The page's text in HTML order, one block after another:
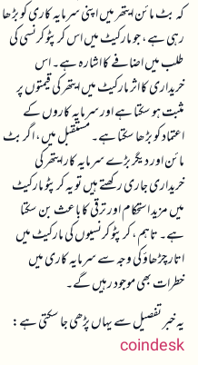
کہ بٹ مائن ایتھر میں اپنی سرمایہ کاری کو بڑھا
رہی ہے، جو مارکیٹ میں اس کرپٹو کرنسی کی
طلب میں اضافے کا اشارہ ہے۔ اس
خریداری کا اثر مارکیٹ میں ایتھر کی قیمتوں پر
مثبت ہو سکتا ہے اور سرمایہ کاروں کے
اعتماد کو بڑھا سکتا ہے۔ مستقبل میں، اگر بٹ
مائن اور دیگر بڑے سرمایہ کار ایتھر کی
خریداری جاری رکھتے ہیں تو یہ کرپٹو مارکیٹ
میں مزید استحکام اور ترقی کا باعث بن سکتا
ہے۔ تاہم، کرپٹو کرنسیوں کی مارکیٹ میں
اتار چڑھاؤ کی وجہ سے سرمایہ کاری میں
خطرات بھی موجود رہیں گے۔
یہ خبر تفصیل سے یہاں پڑھی جا سکتی ہے:
coindesk